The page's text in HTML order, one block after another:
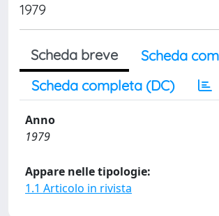
1979
Scheda breve
Scheda
Scheda completa (DC)
Anno
1979
Appare nelle tipologie:
1.1 Articolo in rivista